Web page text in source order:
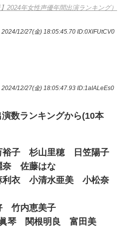
2024年女性声優年間出演ランキング）
2024/12/27(金) 18:05:45.70 ID:0XIFUtCV0
2024/12/27(金) 18:05:47.93 ID:1aIALeEs0
数ランキングから(10本
裕子 杉山里穂 日笠陽子
奈 佐藤はな
利衣 小清水亜美 小松奈
竹内恵美子
琴 関根明良 富田美